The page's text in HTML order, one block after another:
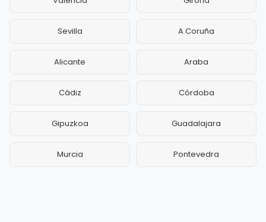
Sevilla A Coruña
Alicante Araba
Cádiz Córdoba
Gipuzkoa Guadalajara
Murcia Pontevedra